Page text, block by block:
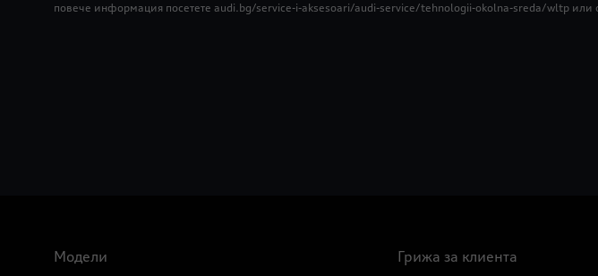
повече информация посетете audi.bg/service-i-aksesoari/audi-service/tehnologii-okolna-sreda/wltp или
Модели Грижа за клиента